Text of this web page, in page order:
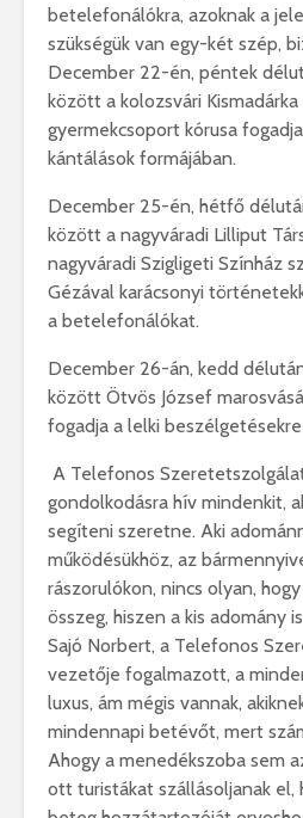
betelefonálókra, azoknak a
szükségük van egy-két szép,
December 22-én, péntek
között a kolozsvári
gyermekcsoport kórusa
kántálások formájában.
December 25-én, hétfő
között a nagyváradi Lilliput
nagyváradi Szigligeti Színház
Gézával karácsonyi
a betelefonálókat.
December 26-án, kedd
között Ötvös József
fogadja a lelki
A Telefonos
gondolkodásra hív mindenkit,
segíteni szeretne. Aki
működésükhöz, az
rászorulókon, nincs olyan,
összeg, hiszen a kis adomány
Sajó Norbert, a Telefonos
vezetője fogalmazott, a
luxus, ám mégis vannak,
mindennapi betévőt, mert
Ahogy a menedékszoba sem
ott turistákat szállásoljanak el,